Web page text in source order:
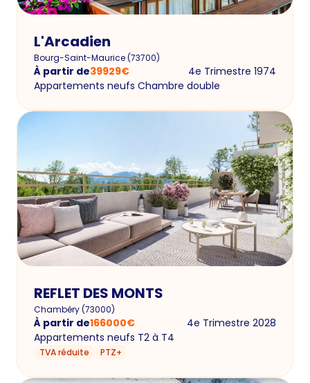
L'Arcadien
Bourg-Saint-Maurice(73700)
À partir de39929€
4e Trimestre 1974
Appartements neufs Chambre double
REFLET DES MONTS
Chambéry(73000)
À partir de166000€
4e Trimestre 2028
Appartements neufs T2 à T4
TVA réduite PTZ+